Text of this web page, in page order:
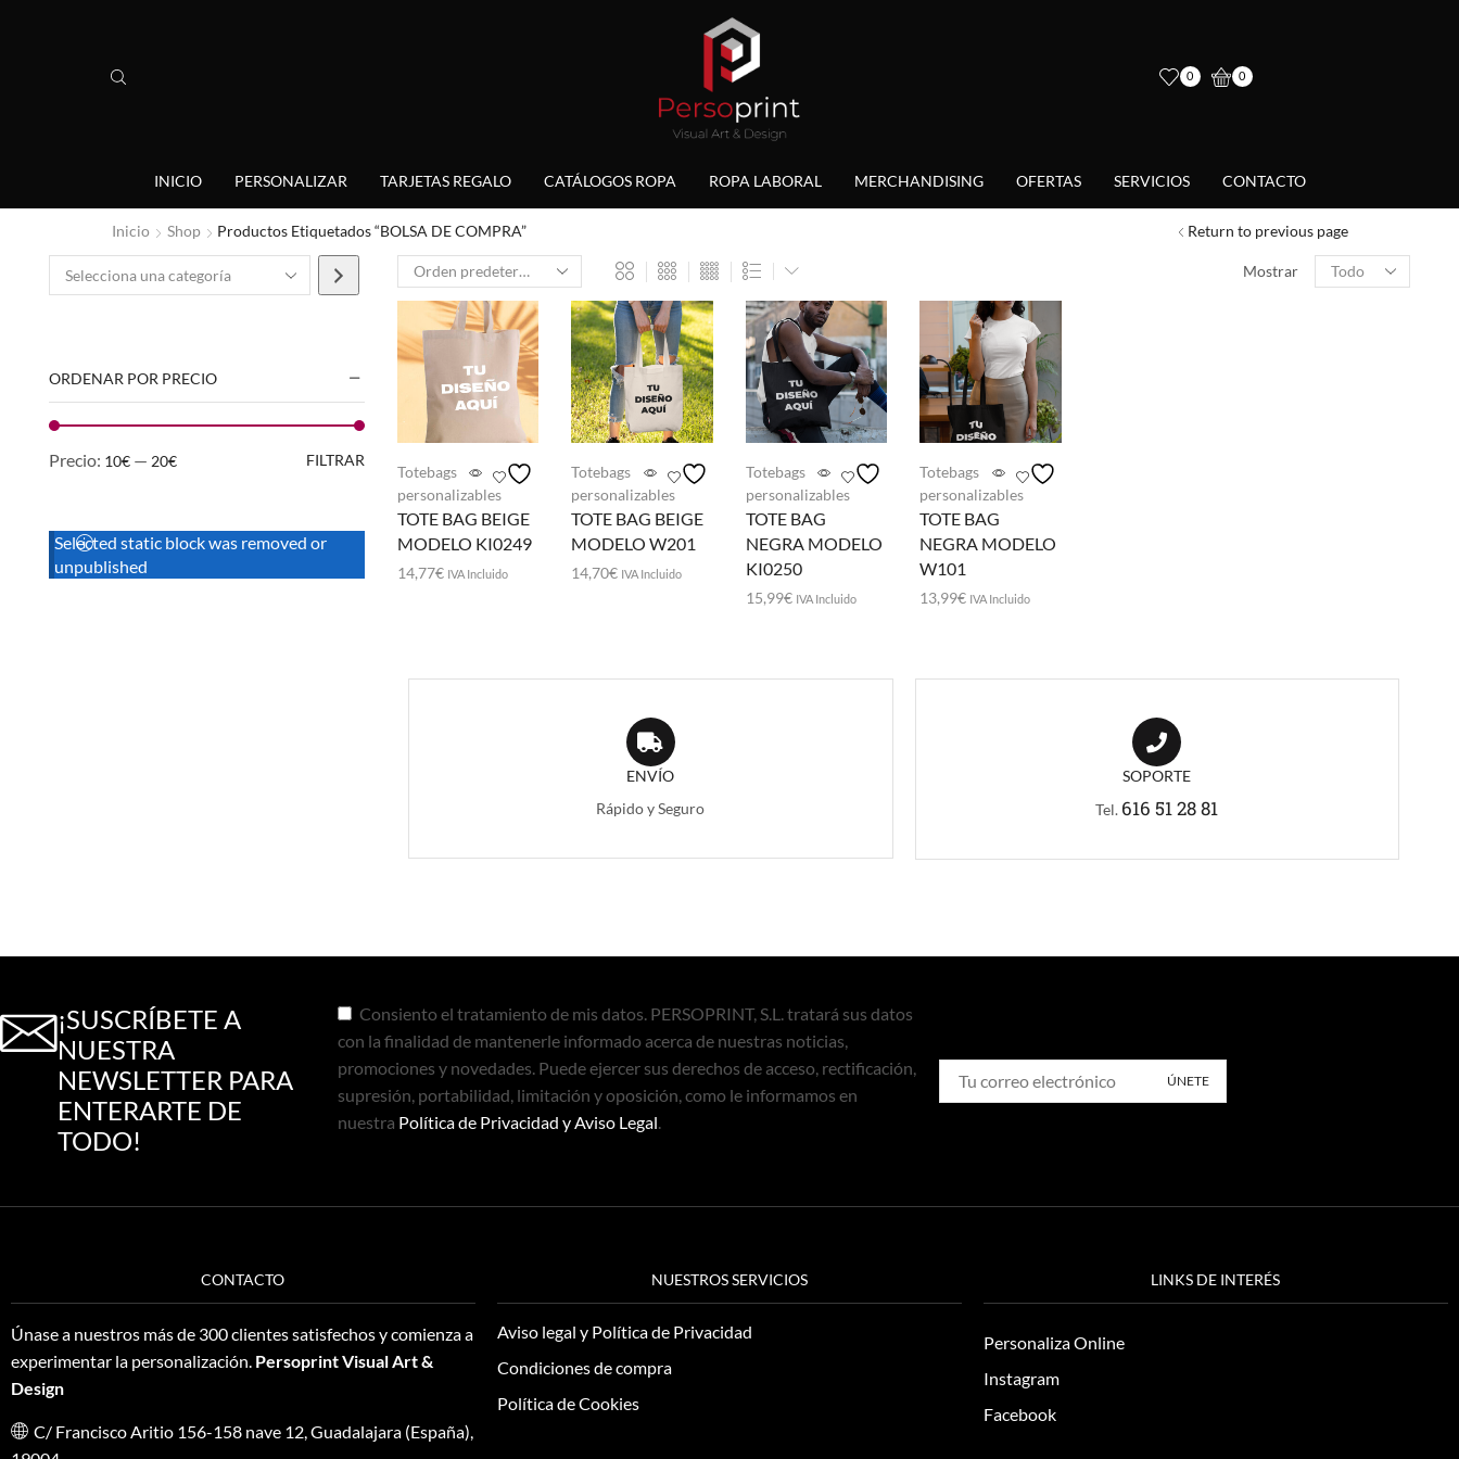
0 0
INICIO PERSONALIZAR TARJETAS REGALO CATÁLOGOS ROPA ROPA LABORAL MERCHANDISING OFERTAS SERVICIOS CONTACTO
Inicio Shop Productos Etiquetados “BOLSA DE COMPRA” Return to previous page
Mostrar
Totebags
personalizables
TOTE BAG BEIGE
MODELO KI0249
14,77€ IVA Incluido
Totebags
personalizables
TOTE BAG BEIGE
MODELO W201
14,70€ IVA Incluido
Totebags
personalizables
TOTE BAG
NEGRA MODELO
KI0250
15,99€ IVA Incluido
Totebags
personalizables
TOTE BAG
NEGRA MODELO
W101
13,99€ IVA Incluido
ENVÍO
Rápido y Seguro
SOPORTE
Tel. 616 51 28 81
ORDENAR POR PRECIO
FILTRAR
Precio: 10€ — 20€
Selected static block was removed or
unpublished
¡SUSCRÍBETE A
NUESTRA
NEWSLETTER PARA
ENTERARTE DE
TODO!
Consiento el tratamiento de mis datos. PERSOPRINT, S.L. tratará sus datos
con la finalidad de mantenerle informado acerca de nuestras noticias,
promociones y novedades. Puede ejercer sus derechos de acceso, rectificación,
supresión, portabilidad, limitación y oposición, como le informamos en
nuestra Política de Privacidad y Aviso Legal
CONTACTO
Únase a nuestros más de 300 clientes satisfechos y comienza a
experimentar la personalización. Persoprint Visual Art &
Design
C/ Francisco Aritio 156-158 nave 12, Guadalajara (España),
NUESTROS SERVICIOS
Aviso legal y Política de Privacidad
Condiciones de compra
Política de Cookies
LINKS DE INTERÉS
Personaliza Online
Instagram
Facebook